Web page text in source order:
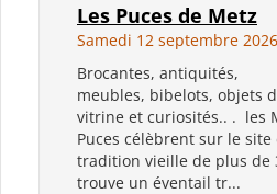
Les Puces de Metz
Samedi 12 septembre 2026
Brocantes, antiquités,
meubles, bibelots, objets
vitrine et curiosités.. . les
Puces célèbrent sur le site
tradition vieille de plus de
trouve un éventail tr...